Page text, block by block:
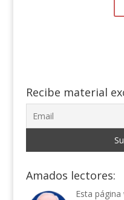
Recibe material
Amados lectores:
Esta